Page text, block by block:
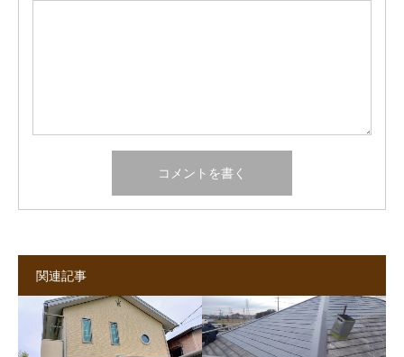
関連記事